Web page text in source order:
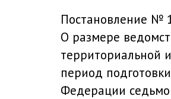
Постановление №
О размере
территориальной
период
Федерации